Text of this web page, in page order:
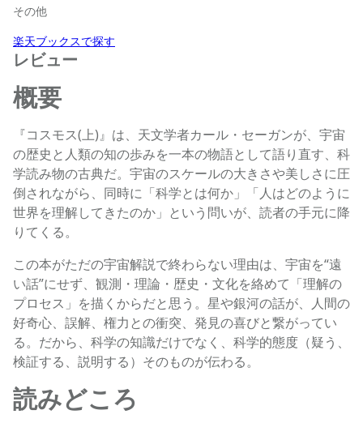
その他
楽天ブックスで探す
レビュー
概要
『コスモス(上)』は、天文学者カール・セーガンが、宇宙
の歴史と人類の知の歩みを一本の物語として語り直す、科
学読み物の古典だ。宇宙のスケールの大きさや美しさに圧
倒されながら、同時に「科学とは何か」「人はどのように
世界を理解してきたのか」という問いが、読者の手元に降
りてくる。
この本がただの宇宙解説で終わらない理由は、宇宙を“遠
い話”にせず、観測・理論・歴史・文化を絡めて「理解の
プロセス」を描くからだと思う。星や銀河の話が、人間の
好奇心、誤解、権力との衝突、発見の喜びと繋がってい
る。だから、科学の知識だけでなく、科学的態度（疑う、
検証する、説明する）そのものが伝わる。
読みどころ